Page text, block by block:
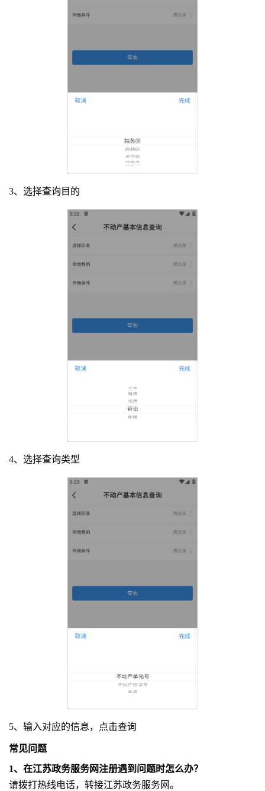
3、选择查询目的
4、选择查询类型
5、输入对应的信息，点击查询
常见问题
1、在江苏政务服务网注册遇到问题时怎么办？
请拨打热线电话，转接江苏政务服务网。